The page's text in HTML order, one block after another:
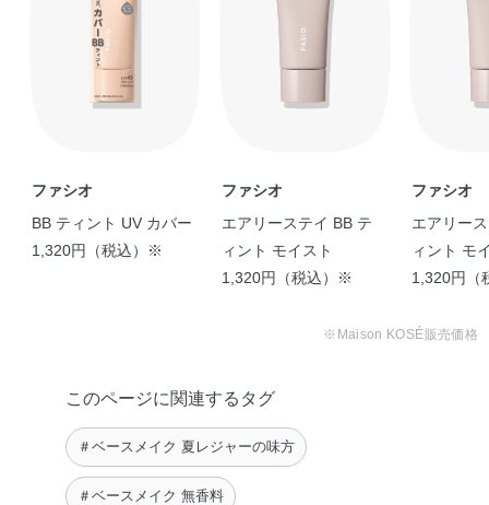
スポーツをおこなう …
ファシオ
BB ティント UV カバー
1,320円（税込）※
ファシオ
エアリーステイ BB テ
ィント モイスト
1,320円（税込）※
ファシオ
エアリー
ィント モ
1,320円（
※Maison KOSÉ販売価格
このページに関連するタグ
＃ベースメイク 夏レジャーの味方
＃ベースメイク 無香料